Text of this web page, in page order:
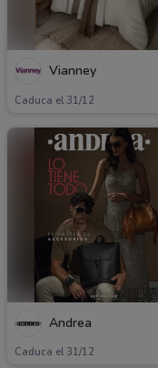
Vianney
Caduca el 31/12
Andrea
Caduca el 31/12